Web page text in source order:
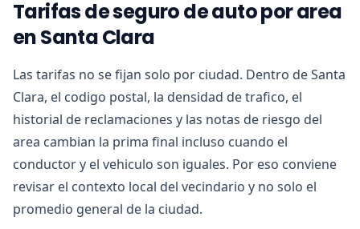
Tarifas de seguro de auto por area
en Santa Clara
Las tarifas no se fijan solo por ciudad. Dentro de Santa
Clara, el codigo postal, la densidad de trafico, el
historial de reclamaciones y las notas de riesgo del
area cambian la prima final incluso cuando el
conductor y el vehiculo son iguales. Por eso conviene
revisar el contexto local del vecindario y no solo el
promedio general de la ciudad.